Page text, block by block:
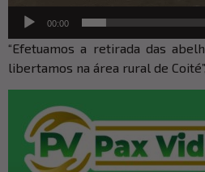
00:00
“Efetuamos a retirada das
libertamos na área rural de